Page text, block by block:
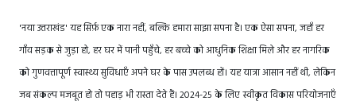
'नया उत्तराखंड' यह सिर्फ़ एक नारा नहीं, बल्कि हमारा साझा सपना है। एक ऐसा सपना, जहाँ हर
गाँव सड़क से जुड़ा हो, हर घर में पानी पहुँचे, हर बच्चे को आधुनिक शिक्षा मिले और हर नागरिक
को गुणवत्तापूर्ण स्वास्थ्य सुविधाएँ अपने घर के पास उपलब्ध हों। यह यात्रा आसान नहीं थी, लेकिन
जब संकल्प मजबूत हो तो पहाड़ भी रास्ता देते हैं। 2024-25 के लिए स्वीकृत विकास परियोजनाएँ